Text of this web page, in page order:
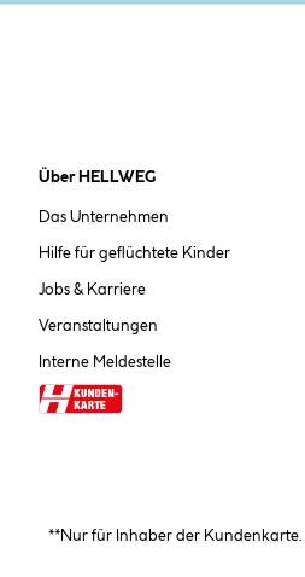
Über HELLWEG
Das Unternehmen
Hilfe für geflüchtete Kinder
Jobs & Karriere
Veranstaltungen
Interne Meldestelle
**Nur für Inhaber der